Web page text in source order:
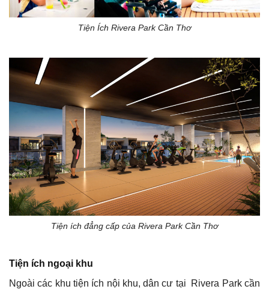
Tiện Ích Rivera Park Cần Thơ
Tiện ích đẳng cấp của Rivera Park Cần Thơ
Tiện ích ngoại khu
Ngoài các khu tiện ích nội khu, dân cư tại Rivera Park cần